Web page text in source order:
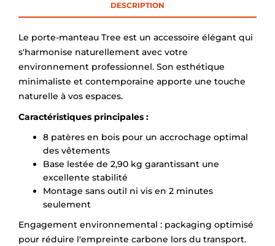
DESCRIPTION
Le porte-manteau Tree est un accessoire élégant qui
s'harmonise naturellement avec votre
environnement professionnel. Son esthétique
minimaliste et contemporaine apporte une touche
naturelle à vos espaces.
Caractéristiques principales :
8 patères en bois pour un accrochage optimal
des vêtements
Base lestée de 2,90 kg garantissant une
excellente stabilité
Montage sans outil ni vis en 2 minutes
seulement
Engagement environnemental : packaging optimisé
pour réduire l'empreinte carbone lors du transport.